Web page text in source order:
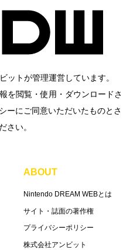
ットが管理運営しています。
を閲覧・使用・ダウンロードさ
ーにご同意いただいたものとさ
さい。
ABOUT
Nintendo DREAM WEBとは
サイト・誌面の著作権
プライバシーポリシー
株式会社アンビット